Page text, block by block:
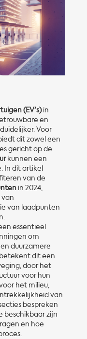
(EV's)in
en
Voor
dit zowel een
gericht op de
kunnen een
In dit artikel
van de
in 2024,
van laadpunten
essentieel
om
duurzamere
dit een
door het
voor hun
het milieu,
van
bespreken
beschikbaar zijn
en hoe